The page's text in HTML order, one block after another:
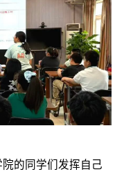
的同学们发挥自己